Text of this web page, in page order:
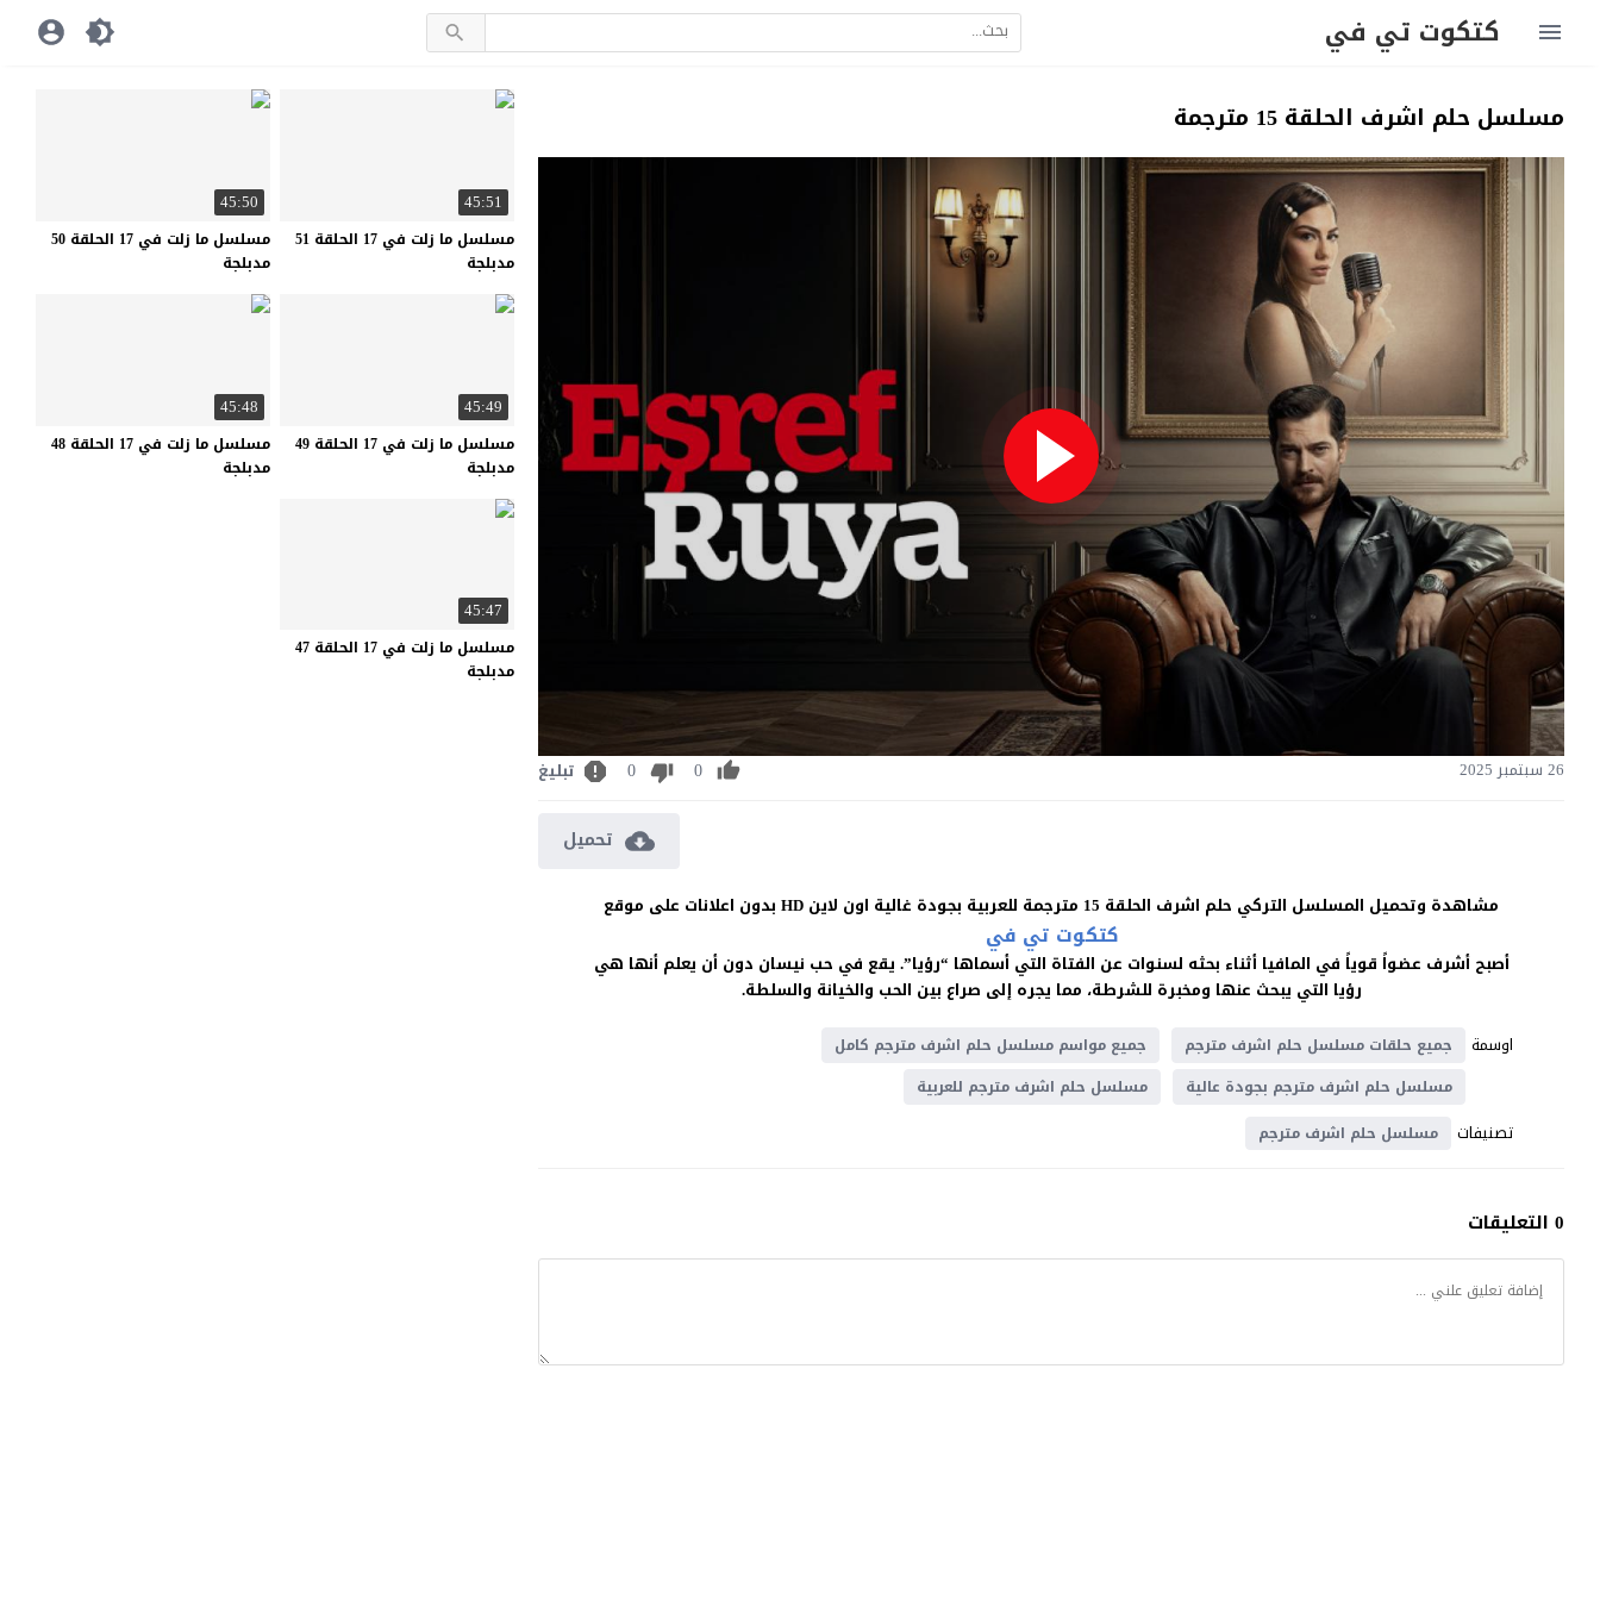
كتكوت تي في
مسلسل حلم اشرف الحلقة 15 مترجمة
26 سبتمبر 2025 0
0 تبليغ
تحميل
مشاهدة وتحميل المسلسل التركي حلم اشرف الحلقة 15 مترجمة للعربية بجودة غالية اون لاين HD بدون اعلانات على موقع
كتكوت تي في
أصبح أشرف عضواً قوياً في المافيا أثناء بحثه لسنوات عن الفتاة التي أسماها “رؤيا”. يقع في حب نيسان دون أن يعلم أنها هي
رؤيا التي يبحث عنها ومخبرة للشرطة، مما يجره إلى صراع بين الحب والخيانة والسلطة.
اوسمة
جميع حلقات مسلسل حلم اشرف مترجم
جميع مواسم مسلسل حلم اشرف مترجم كامل
مسلسل حلم اشرف مترجم بجودة عالية
مسلسل حلم اشرف مترجم للعربية
تصنيفات مسلسل حلم اشرف مترجم
0 التعليقات
45:51
مسلسل ما زلت في 17 الحلقة 51
مدبلجة
45:50
مسلسل ما زلت في 17 الحلقة 50
مدبلجة
45:49
مسلسل ما زلت في 17 الحلقة 49
مدبلجة
45:48
مسلسل ما زلت في 17 الحلقة 48
مدبلجة
45:47
مسلسل ما زلت في 17 الحلقة 47
مدبلجة